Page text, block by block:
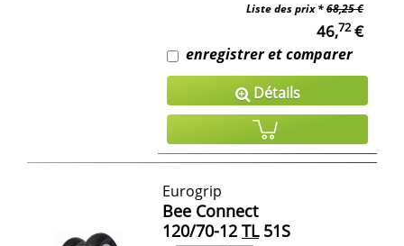
Liste des prix *68,25 €
46,72€
enregistrer et comparer
Détails
Eurogrip
Bee Connect
120/70-12 TL51S